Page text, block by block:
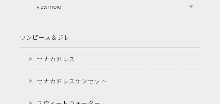
view more
ワンピース＆ジレ
セナカドレス
セナカドレスサンセット